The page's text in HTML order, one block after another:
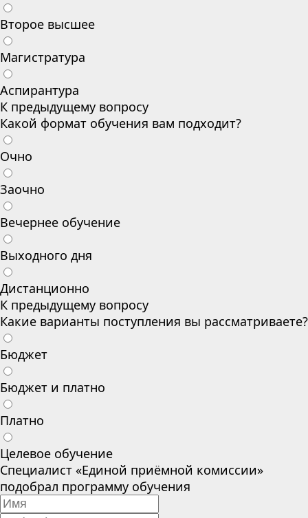
Второе высшее
Магистратура
Аспирантура
К предыдущему вопросу
Какой формат обучения вам подходит?
Очно
Заочно
Вечернее обучение
Выходного дня
Дистанционно
К предыдущему вопросу
Какие варианты поступления вы рассматриваете?
Бюджет
Бюджет и платно
Платно
Целевое обучение
Специалист «Единой приёмной комиссии»
подобрал программу обучения